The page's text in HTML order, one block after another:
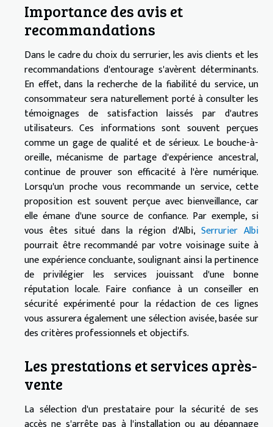
Importance des avis et
recommandations
Dans le cadre du choix du serrurier, les avis clients et les
recommandations d'entourage s'avèrent déterminants.
En effet, dans la recherche de la fiabilité du service, un
consommateur sera naturellement porté à consulter les
témoignages de satisfaction laissés par d'autres
utilisateurs. Ces informations sont souvent perçues
comme un gage de qualité et de sérieux. Le bouche-à-
oreille, mécanisme de partage d'expérience ancestral,
continue de prouver son efficacité à l'ère numérique.
Lorsqu'un proche vous recommande un service, cette
proposition est souvent perçue avec bienveillance, car
elle émane d'une source de confiance. Par exemple, si
vous êtes situé dans la région d'Albi, Serrurier Albi
pourrait être recommandé par votre voisinage suite à
une expérience concluante, soulignant ainsi la pertinence
de privilégier les services jouissant d'une bonne
réputation locale. Faire confiance à un conseiller en
sécurité expérimenté pour la rédaction de ces lignes
vous assurera également une sélection avisée, basée sur
des critères professionnels et objectifs.
Les prestations et services après-
vente
La sélection d'un prestataire pour la sécurité de ses